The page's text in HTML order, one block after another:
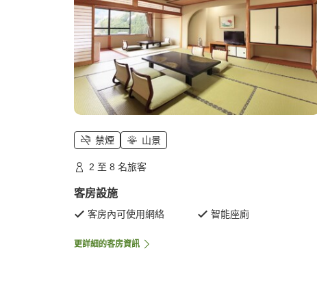
禁煙 山景
2 至 8 名旅客
客房設施
客房內可使用網絡 智能座廁
更詳細的客房資訊